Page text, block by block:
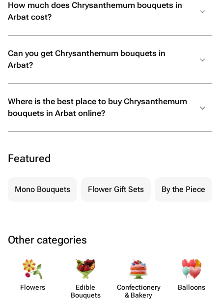
How much does Chrysanthemum bouquets in
Arbat cost?
Can you get Chrysanthemum bouquets in
Arbat?
Where is the best place to buy Chrysanthemum
bouquets in Arbat online?
Featured
Mono Bouquets Flower Gift Sets By the Piece
Other categories
Flowers
Edible
Bouquets
Confect​ionery
& Bakery
Balloons